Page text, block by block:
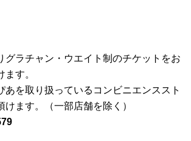
グラチャン・ウエイト制のチケットをお
す。
あを取り扱っているコンビニエンススト
けます。（一部店舗を除く）